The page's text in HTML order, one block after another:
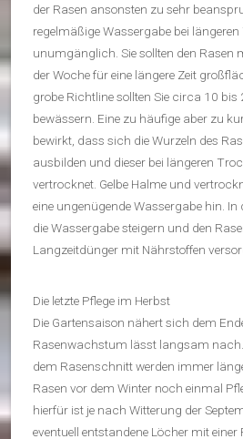
der Rasen ansonsten zu sehr
regelmäßige Wassergabe bei
unumgänglich. Sie sollten den Rasen
der Woche für eine längere Zeit
grobe Richtline sollten Sie circa 10 bis
bewässern. Eine zu häufige aber zu
bewirkt, dass sich die Wurzeln des
ausbilden und dieser bei längeren
vertrocknet. Gelbe Halme und
eine ungenügende Wassergabe hin. In
die Wassergabe steigern und den
Langzeitdünger mit Nährstoffen
Die letzte Pflege im Herbst
Die Gartensaison nähert sich dem
Rasenwachstum lässt langsam
dem Rasenschnitt werden immer
Rasen vor dem Winter noch einmal
hierfür ist je nach Witterung der
eventuell entstandene Löcher mit